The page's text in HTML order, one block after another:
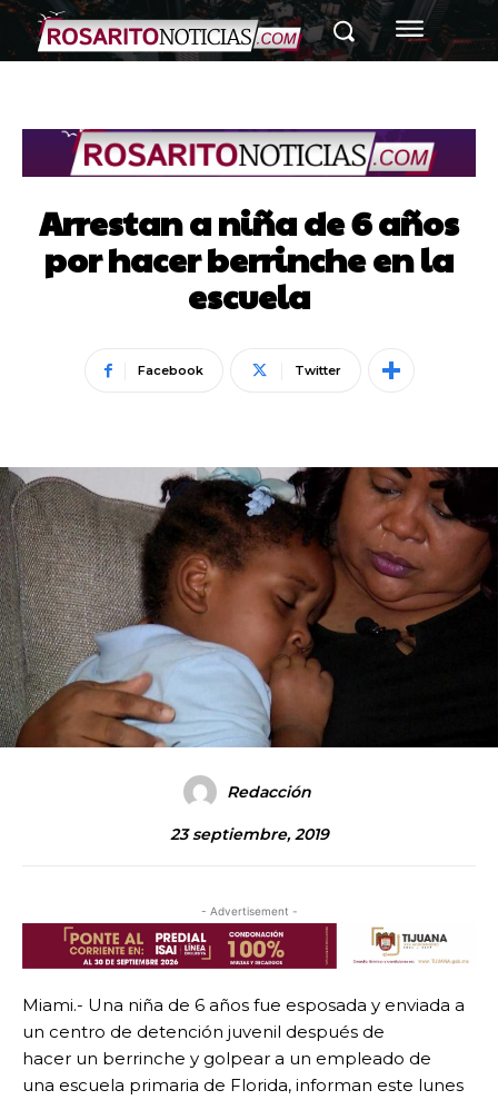
Arrestan a niña de 6 años
por hacer berrinche en la
escuela
Facebook Twitter
Redacción
23 septiembre, 2019
- Advertisement -
Miami.- Una niña de 6 años fue esposada y enviada a
un centro de detención juvenil después de
hacer un berrinche y golpear a un empleado de
una escuela primaria de Florida, informan este lunes